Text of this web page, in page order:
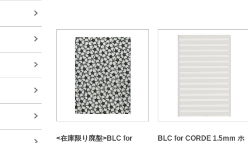
<在庫限り廃盤>BLC for
BLC for CORDE 1.5mm ホ